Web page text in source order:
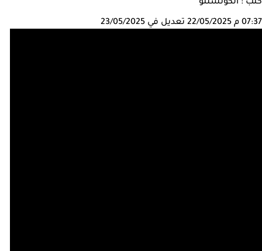
كتب : الكونسلتو
07:37 م 22/05/2025 تعديل في 23/05/2025